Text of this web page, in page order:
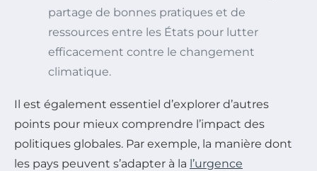
partage de bonnes pratiques et de
ressources entre les États pour lutter
efficacement contre le changement
climatique.
Il est également essentiel d’explorer d’autres
points pour mieux comprendre l’impact des
politiques globales. Par exemple, la manière dont
les pays peuvent s’adapter à la l’urgence